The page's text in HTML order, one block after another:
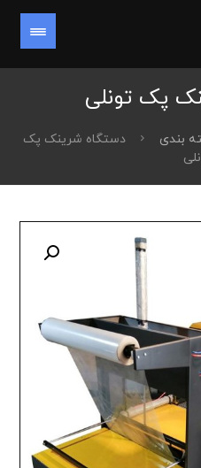
پک تونلی
بندی
دستگاه شرینک پک